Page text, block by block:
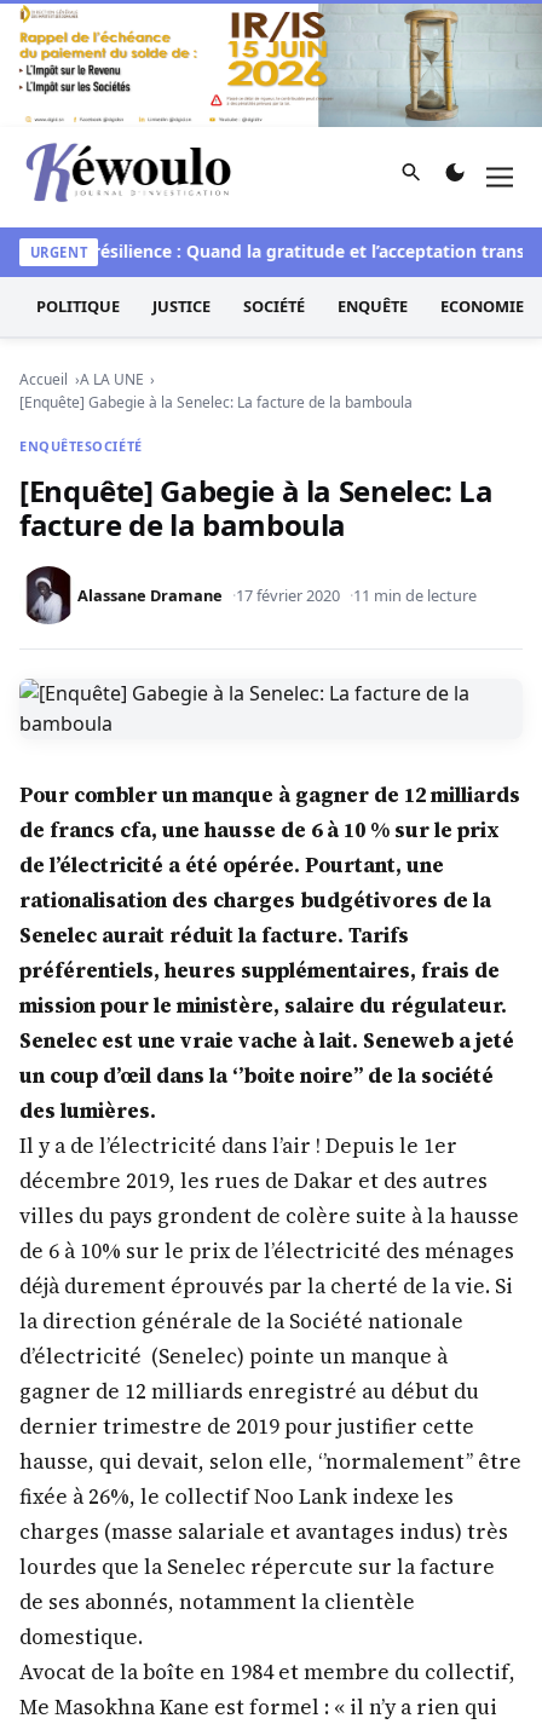
Aller au contenu
Kéwoulo, le premier site d'information et d'investigation
Rechercher
URGENT
de la résilience : Quand la gratitude et l’acceptation
POLITIQUE JUSTICE SOCIÉTÉ ENQUÊTE ECONOMIE
Accueil
A LA UNE
[Enquête] Gabegie à la Senelec: La facture de la bamboula
ENQUÊTESOCIÉTÉ
[Enquête] Gabegie à la Senelec: La
facture de la bamboula
Alassane Dramane 17 février 2020 11 min de lecture
Pour combler un manque à gagner de 12 milliards
de francs cfa, une hausse de 6 à 10 % sur le prix
de l’électricité a été opérée. Pourtant, une
rationalisation des charges budgétivores de la
Senelec aurait réduit la facture. Tarifs
préférentiels, heures supplémentaires, frais de
mission pour le ministère, salaire du régulateur.
Senelec est une vraie vache à lait. Seneweb a jeté
un coup d’œil dans la ‘’boite noire’’ de la société
des lumières.
Il y a de l’électricité dans l’air ! Depuis le 1er
décembre 2019, les rues de Dakar et des autres
villes du pays grondent de colère suite à la hausse
de 6 à 10% sur le prix de l’électricité des ménages
déjà durement éprouvés par la cherté de la vie. Si
la direction générale de la Société nationale
d’électricité (Senelec) pointe un manque à
gagner de 12 milliards enregistré au début du
dernier trimestre de 2019 pour justifier cette
hausse, qui devait, selon elle, ‘’normalement’’ être
fixée à 26%, le collectif Noo Lank indexe les
charges (masse salariale et avantages indus) très
lourdes que la Senelec répercute sur la facture
de ses abonnés, notamment la clientèle
domestique.
Avocat de la boîte en 1984 et membre du collectif,
Me Masokhna Kane est formel : « il n’y a rien qui